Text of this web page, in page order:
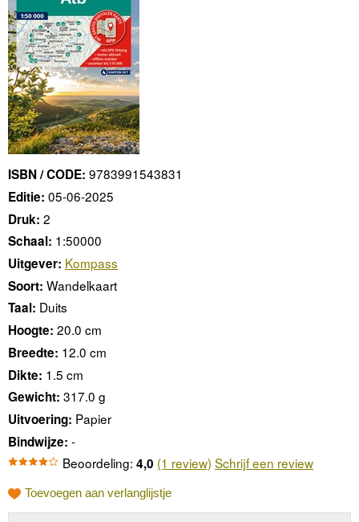
ISBN / CODE: 9783991543831
Editie: 05-06-2025
Druk: 2
Schaal: 1:50000
Uitgever: Kompass
Soort: Wandelkaart
Taal: Duits
Hoogte: 20.0 cm
Breedte: 12.0 cm
Dikte: 1.5 cm
Gewicht: 317.0 g
Uitvoering: Papier
Bindwijze: -
Beoordeling: 4,0 (1 review) Schrijf een review
Toevoegen aan verlanglijstje